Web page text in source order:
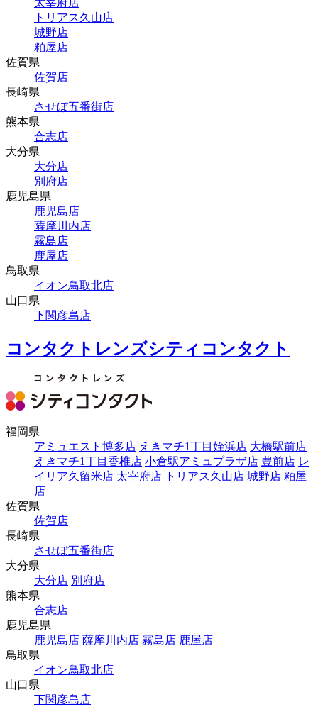
トリアス久山店
城野店
粕屋店
佐賀県
佐賀店
長崎県
させぼ五番街店
熊本県
合志店
大分県
大分店
別府店
鹿児島県
鹿児島店
薩摩川内店
霧島店
鹿屋店
鳥取県
イオン鳥取北店
山口県
下関彦島店
コンタクトレンズシティコンタクト
福岡県
アミュエスト博多店 えきマチ1丁目姪浜店 大橋駅前店
えきマチ1丁目香椎店 小倉駅アミュプラザ店 豊前店 レ
イリア久留米店 太宰府店 トリアス久山店 城野店 粕屋
店
佐賀県
佐賀店
長崎県
させぼ五番街店
大分県
大分店 別府店
熊本県
合志店
鹿児島県
鹿児島店 薩摩川内店 霧島店 鹿屋店
鳥取県
イオン鳥取北店
山口県
下関彦島店